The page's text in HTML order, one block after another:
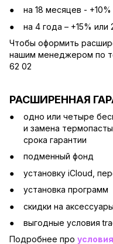
на 18 месяцев -
на 4 года – +15%
Чтобы оформить
нашим менеджером по
62 02
РАСШИРЕННАЯ
одно или четыре
и замена
срока гарантии
подменный фонд
установку iCloud,
установка программ
скидки на
выгодные условия
Подробнее про